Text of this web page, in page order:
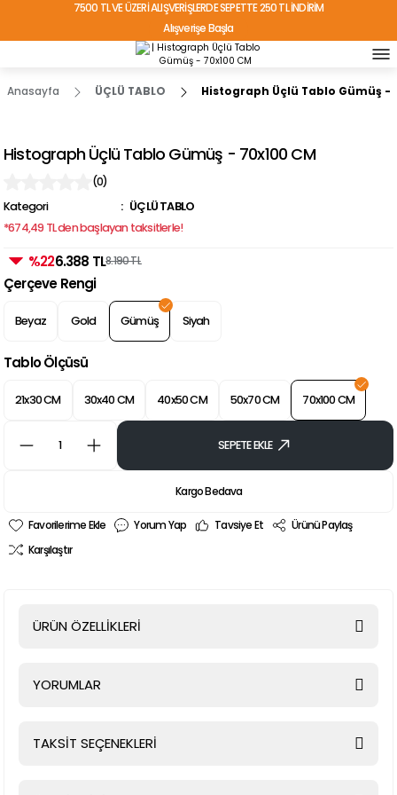
7500 TL VE ÜZERİ ALIŞVERİŞLERDE SEPETTE 250 TL İNDİRİM
Alışverişe Başla
TÜRKİYE'NİN HER YERİNE ÜCRETSİZ KARGO!
Anasayfa ÜÇLÜ TABLO Histograph Üçlü Tablo Gümüş -
Histograph Üçlü Tablo Gümüş - 70x100 CM
(0)
Kategori
ÜÇLÜ TABLO
*674,49 TL den başlayan taksitlerle!
%226.388 TL8.190 TL
Çerçeve Rengi
Beyaz Gold Gümüş Siyah
Tablo Ölçüsü
21x30 CM 30x40 CM 40x50 CM 50x70 CM 70x100 CM
SEPETE EKLE
Kargo Bedava
Yorum Yap Tavsiye Et
Ürünü Paylaş
Karşılaştır
ÜRÜN ÖZELLİKLERİ
YORUMLAR
TAKSİT SEÇENEKLERİ